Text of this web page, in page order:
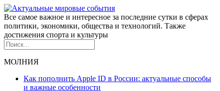
Все самое важное и интересное за последние сутки в сферах
политики, экономики, общества и технологий. Также
достижения спорта и культуры
МОЛНИЯ
Как пополнить Apple ID в России: актуальные способы
и важные особенности